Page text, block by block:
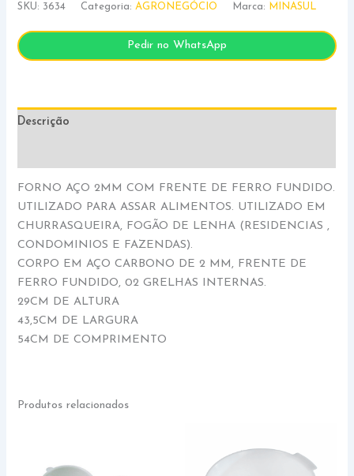
SKU: 3634 Categoria:AGRONEGÓCIO Marca: MINASUL
Pedir no WhatsApp
Descrição
FORNO AÇO 2MM COM FRENTE DE FERRO FUNDIDO.
UTILIZADO PARA ASSAR ALIMENTOS. UTILIZADO EM
CHURRASQUEIRA, FOGÃO DE LENHA (RESIDENCIAS ,
CONDOMINIOS E FAZENDAS).
CORPO EM AÇO CARBONO DE 2 MM, FRENTE DE
FERRO FUNDIDO, 02 GRELHAS INTERNAS.
29CM DE ALTURA
43,5CM DE LARGURA
54CM DE COMPRIMENTO
Produtos relacionados